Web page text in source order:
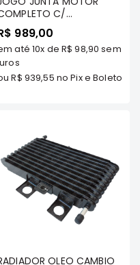
C/
RETENTORES - PAJERO 3.5
24V FLEX OU GASOLINA
TRITON 3.5 FLEX OU
24V TDS/
3.5 FLEX OU
989,00
até 10x de R$ 98,90 sem
R$ 939,55 no Pix e Boleto
OLEO CAMBIO